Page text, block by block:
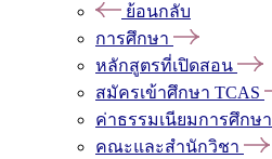
ย้อนกลับ
การศึกษา
หลักสูตรที่เปิดสอน
สมัครเข้าศึกษา TCAS
ค่าธรรมเนียมการศึกษา
คณะและสำนักวิชา